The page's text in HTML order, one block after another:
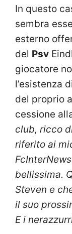
In questo
sembra
esterno
del Psv
giocatore
l’esistenza
del proprio
cessione
club, ricco
riferito ai
bellissima.
Steven e
il suo
E i